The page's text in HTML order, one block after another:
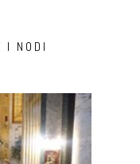
I NODI